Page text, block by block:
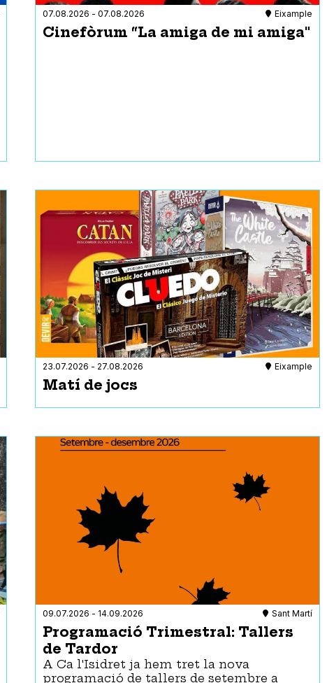
Sant Andreu
Sants-Montjuïc
07.08.2026 - 07.08.2026 Eixample
Cinefòrum “La amiga de mi amiga"
23.07.2026 - 27.08.2026 Eixample
Matí de jocs
09.07.2026 - 14.09.2026 Sant Martí
Programació Trimestral: Tallers
de Tardor
A Ca l'Isidret ja hem tret la nova
programació de tallers de setembre a